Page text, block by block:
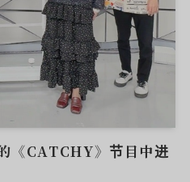
《CATCHY》节目中进